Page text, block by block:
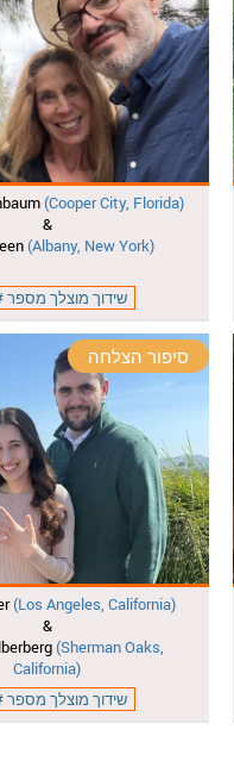
(Cooper City, Florida)
&
(Albany, New York)
שידוך מוצלך מספר #
סיפור הצלחה
(Los Angeles, California)
&
(Sherman Oaks,
California)
שידוך מוצלך מספר #